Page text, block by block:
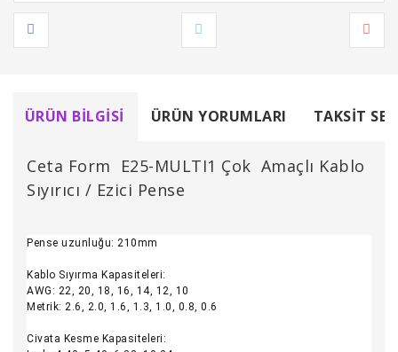
ÜRÜN BILGISI ÜRÜN YORUMLARI TAKSIT
Ceta Form E25-MULTI1 Çok Amaçlı Kablo
Sıyırıcı / Ezici Pense
Pense uzunluğu: 210mm
Kablo Sıyırma Kapasiteleri:
AWG: 22, 20, 18, 16, 14, 12, 10
Metrik: 2.6, 2.0, 1.6, 1.3, 1.0, 0.8, 0.6
Civata Kesme Kapasiteleri: